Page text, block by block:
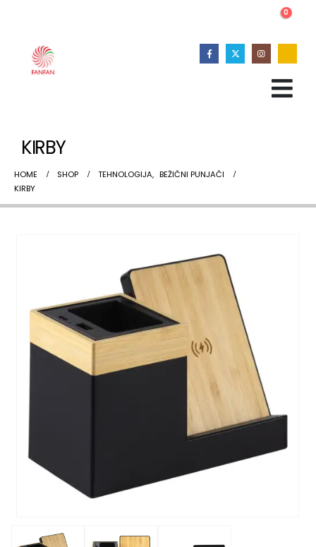
0
KIRBY
HOME SHOP TEHNOLOGIJA, BEŽIČNI PUNJAČI
KIRBY